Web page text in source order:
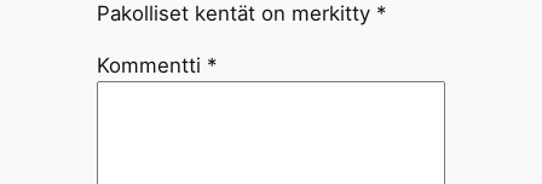
Pakolliset kentät on merkitty *
Kommentti *